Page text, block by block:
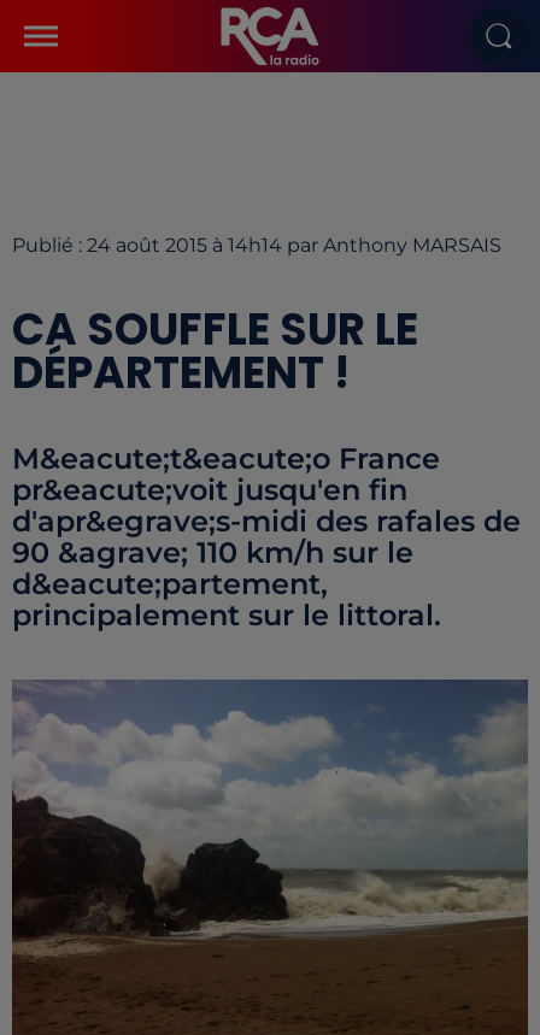
Publié : 24 août 2015 à 14h14 par Anthony MARSAIS
CA SOUFFLE SUR LE
DÉPARTEMENT !
M&eacute;t&eacute;o France
pr&eacute;voit jusqu'en fin
d'apr&egrave;s-midi des rafales de
90 &agrave; 110 km/h sur le
d&eacute;partement,
principalement sur le littoral.